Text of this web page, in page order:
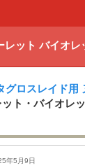
ット バイオレ
グロスレイド用
ト・バイオレッ
年5月9日